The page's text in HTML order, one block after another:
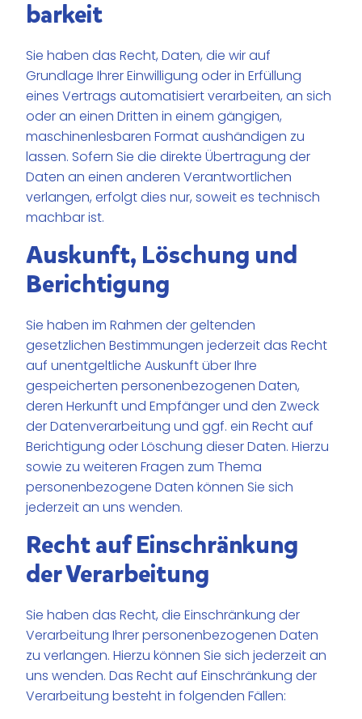
barkeit
Sie haben das Recht, Daten, die wir auf
Grundlage Ihrer Einwilligung oder in Erfüllung
eines Vertrags automatisiert verarbeiten, an sich
oder an einen Dritten in einem gängigen,
maschinenlesbaren Format aushändigen zu
lassen. Sofern Sie die direkte Übertragung der
Daten an einen anderen Verantwortlichen
verlangen, erfolgt dies nur, soweit es technisch
machbar ist.
Auskunft, Löschung und
Berichtigung
Sie haben im Rahmen der geltenden
gesetzlichen Bestimmungen jederzeit das Recht
auf unentgeltliche Auskunft über Ihre
gespeicherten personenbezogenen Daten,
deren Herkunft und Empfänger und den Zweck
der Datenverarbeitung und ggf. ein Recht auf
Berichtigung oder Löschung dieser Daten. Hierzu
sowie zu weiteren Fragen zum Thema
personenbezogene Daten können Sie sich
jederzeit an uns wenden.
Recht auf Einschränkung
der Verarbeitung
Sie haben das Recht, die Einschränkung der
Verarbeitung Ihrer personenbezogenen Daten
zu verlangen. Hierzu können Sie sich jederzeit an
uns wenden. Das Recht auf Einschränkung der
Verarbeitung besteht in folgenden Fällen: